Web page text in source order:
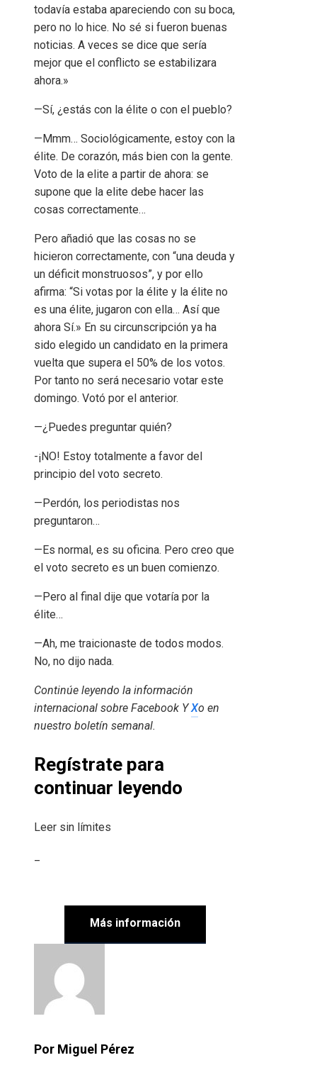
todavía estaba apareciendo con su boca,
pero no lo hice. No sé si fueron buenas
noticias. A veces se dice que sería
mejor que el conflicto se estabilizara
ahora.»
—Sí, ¿estás con la élite o con el pueblo?
—Mmm… Sociológicamente, estoy con la
élite. De corazón, más bien con la gente.
Voto de la elite a partir de ahora: se
supone que la elite debe hacer las
cosas correctamente…
Pero añadió que las cosas no se
hicieron correctamente, con “una deuda y
un déficit monstruosos”, y por ello
afirma: “Si votas por la élite y la élite no
es una élite, jugaron con ella… Así que
ahora Sí.» En su circunscripción ya ha
sido elegido un candidato en la primera
vuelta que supera el 50% de los votos.
Por tanto no será necesario votar este
domingo. Votó por el anterior.
—¿Puedes preguntar quién?
-¡NO! Estoy totalmente a favor del
principio del voto secreto.
—Perdón, los periodistas nos
preguntaron…
—Es normal, es su oficina. Pero creo que
el voto secreto es un buen comienzo.
—Pero al final dije que votaría por la
élite…
—Ah, me traicionaste de todos modos.
No, no dijo nada.
Continúe leyendo la información
internacional sobre Facebook YXo en
nuestro boletín semanal.
Regístrate para
continuar leyendo
Leer sin límites
Más información
Por Miguel Pérez